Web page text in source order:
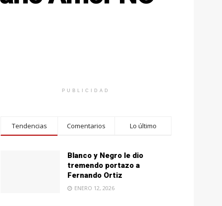
PUBLICIDAD
Tendencias Comentarios Lo último
Blanco y Negro le dio
tremendo portazo a
Fernando Ortiz
ENERO 12, 2026